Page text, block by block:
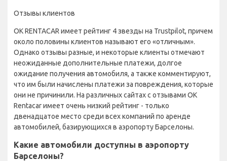
Отзывы клиентов
OK RENTACAR имеет рейтинг 4 звезды на Trustpilot, причем
около половины клиентов называют его «отличным».
Однако отзывы разные, и некоторые клиенты отмечают
неожиданные дополнительные платежи, долгое
ожидание получения автомобиля, а также комментируют,
что им были начислены платежи за повреждения, которые
они не причинили. На различных сайтах с отзывами OK
Rentacar имеет очень низкий рейтинг - только
двенадцатое место среди всех компаний по аренде
автомобилей, базирующихся в аэропорту Барселоны.
Какие автомобили доступны в аэропорту
Барселоны?